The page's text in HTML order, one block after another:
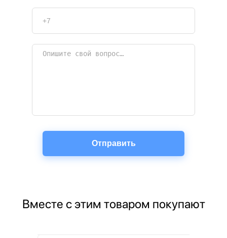
Вместе с этим товаром покупают